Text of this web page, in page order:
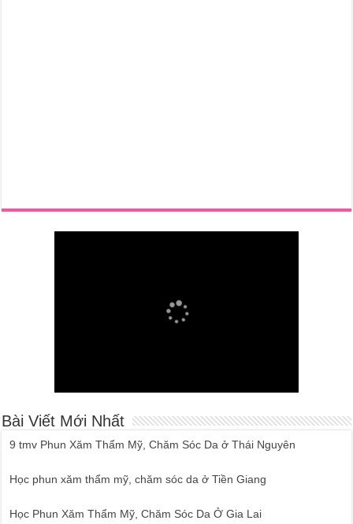
Bài Viết Mới Nhất
9 tmv Phun Xăm Thẩm Mỹ, Chăm Sóc Da ở Thái Nguyên
Học phun xăm thẩm mỹ, chăm sóc da ở Tiền Giang
Học Phun Xăm Thẩm Mỹ, Chăm Sóc Da Ở Gia Lai